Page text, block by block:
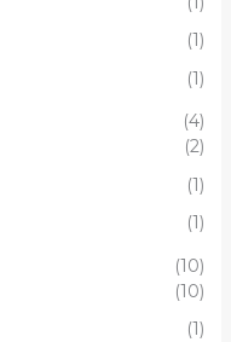
(1)
(1)
(4)
(2)
(1)
(1)
(10)
(10)
(1)